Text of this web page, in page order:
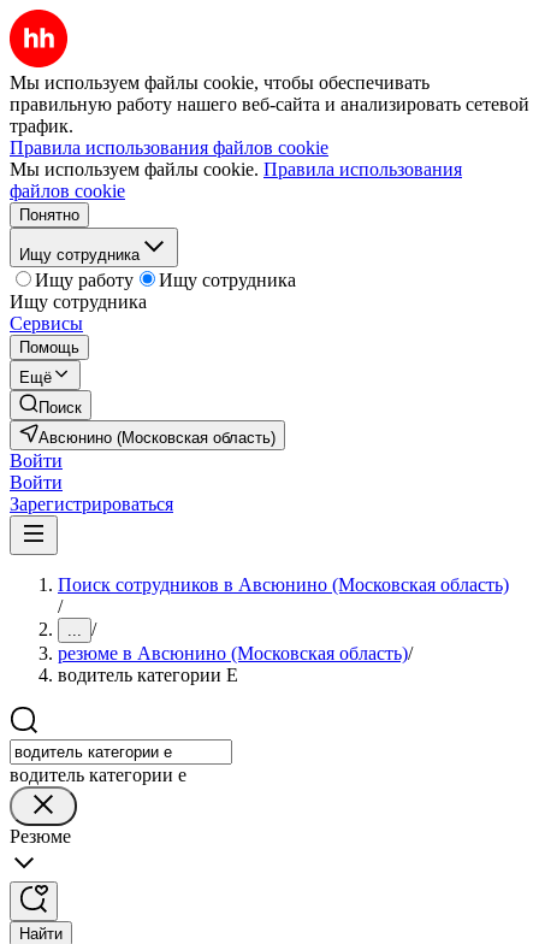
Мы используем файлы cookie, чтобы обеспечивать
правильную работу нашего веб-сайта и анализировать сетевой
трафик.
Правила использования файлов cookie
Мы используем файлы cookie. Правила использования
файлов cookie
Понятно
Ищу сотрудника
Ищу работу
Ищу сотрудника
Ищу сотрудника
Сервисы
Помощь
Ещё
Поиск
Авсюнино (Московская область)
Войти
Войти
Зарегистрироваться
Поиск сотрудников в Авсюнино (Московская область)
/
... /
резюме в Авсюнино (Московская область)/
водитель категории E
водитель категории e
Резюме
Найти